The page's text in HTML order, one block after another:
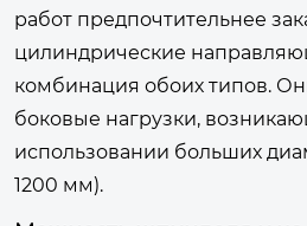
работ предпочтительнее
цилиндрические
комбинация обоих типов.
боковые нагрузки,
использовании больших
1200 мм).